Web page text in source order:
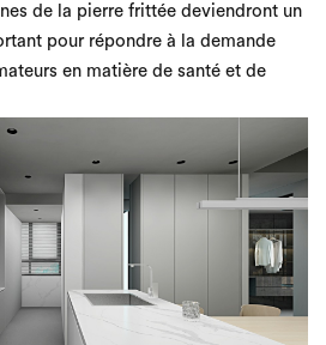
de la pierre frittée deviendront un
pour répondre à la demande
en matière de santé et de